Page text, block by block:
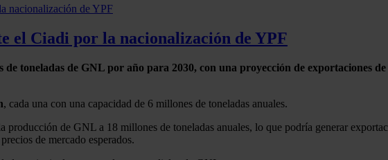
el Ciadi por la nacionalización de YPF
toneladas de GNL por año para 2030, con una proyección de exportaciones
, cada una con una capacidad de 6 millones de toneladas anuales.
de GNL a 18 millones de toneladas anuales, lo que podría generar
de mercado esperados.